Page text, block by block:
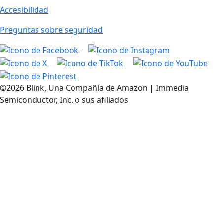
Accesibilidad
Preguntas sobre seguridad
©2026 Blink, Una Compañía de Amazon | Immedia
Semiconductor, Inc. o sus afiliados